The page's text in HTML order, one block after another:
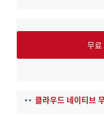
무료
클라우드 네이티브